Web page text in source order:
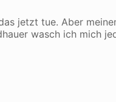
jetzt tue. Aber
wasch ich mich